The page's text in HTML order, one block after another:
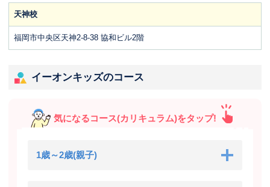
天神校
福岡市中央区天神2-8-38 協和ビル2階
イーオンキッズのコース
気になるコース(カリキュラム)をタップ!
1歳～2歳(親子)